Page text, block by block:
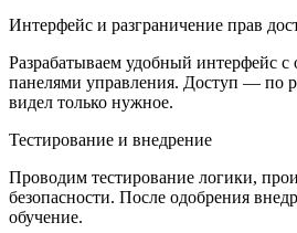
Интерфейс и разграничение прав
Разрабатываем удобный интерфейс с
панелями управления. Доступ — по
видел только нужное.
Тестирование и внедрение
Проводим тестирование логики,
безопасности. После одобрения
обучение.